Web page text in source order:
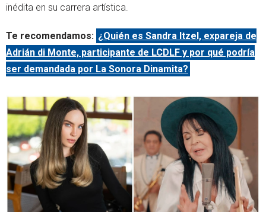
inédita en su carrera artística.
Te recomendamos: ¿Quién es Sandra Itzel, expareja de
Adrián di Monte, participante de LCDLF y por qué podría
ser demandada por La Sonora Dinamita?